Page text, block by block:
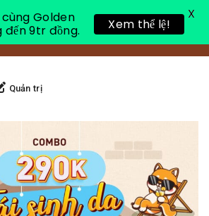
Toggle
Quản trị
Golden
đến 9tr đồng.
Xem thể lệ!
X